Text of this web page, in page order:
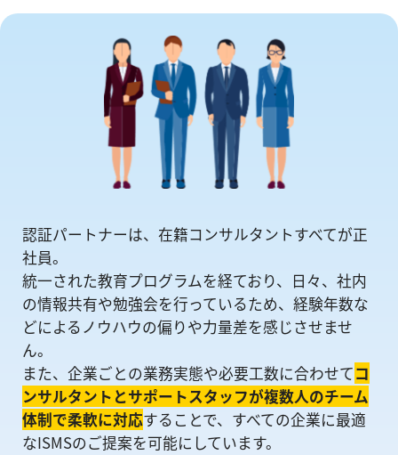
認証パートナーは、在籍コンサルタントすべてが正
社員。
統一された教育プログラムを経ており、日々、社内
の情報共有や勉強会を⾏っているため、経験年数な
どによるノウハウの偏りや⼒量差を感じさせませ
ん。
また、企業ごとの業務実態や必要工数に合わせてコ
ンサルタントとサポートスタッフが複数人のチーム
体制で柔軟に対応することで、すべての企業に最適
なISMSのご提案を可能にしています。